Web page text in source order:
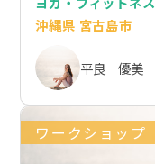
沖縄県 宮古島市
平良 優美
ワークショップ